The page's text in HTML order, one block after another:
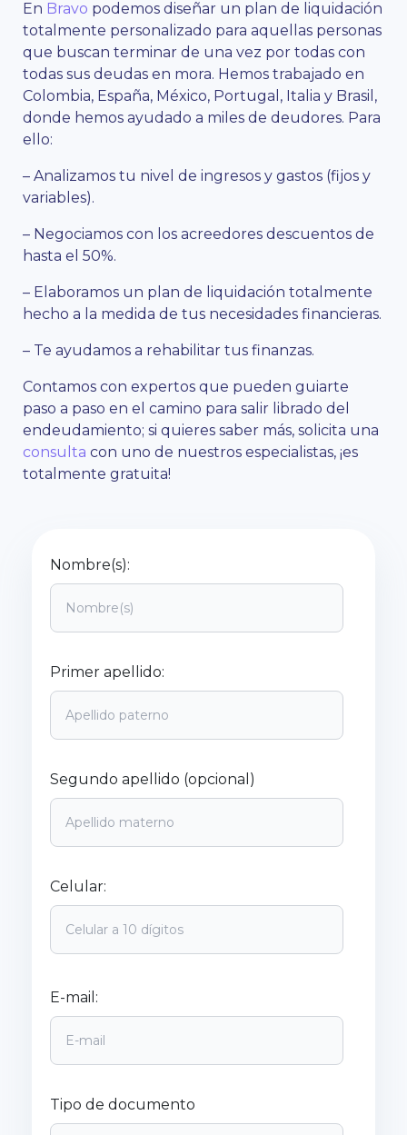
En Bravo podemos diseñar un plan de liquidación
totalmente personalizado para aquellas personas
que buscan terminar de una vez por todas con
todas sus deudas en mora. Hemos trabajado en
Colombia, España, México, Portugal, Italia y Brasil,
donde hemos ayudado a miles de deudores. Para
ello:
– Analizamos tu nivel de ingresos y gastos (fijos y
variables).
– Negociamos con los acreedores descuentos de
hasta el 50%.
– Elaboramos un plan de liquidación totalmente
hecho a la medida de tus necesidades financieras.
– Te ayudamos a rehabilitar tus finanzas.
Contamos con expertos que pueden guiarte
paso a paso en el camino para salir librado del
endeudamiento; si quieres saber más, solicita una
consulta con uno de nuestros especialistas, ¡es
totalmente gratuita!
Nombre(s):
Primer apellido:
Segundo apellido (opcional)
Celular:
E-mail:
Tipo de documento